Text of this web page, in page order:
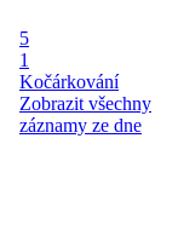
5
1
Kočárkování
Zobrazit všechny
záznamy ze dne